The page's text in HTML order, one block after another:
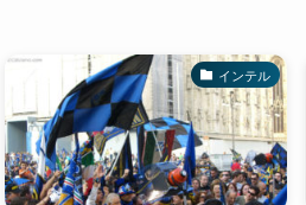
インテル